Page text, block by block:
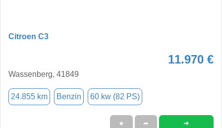
Citroen C3
11.970 €
Wassenberg, 41849
24.855 km Benzin 60 kw (82 PS)
★ ➦ ➜